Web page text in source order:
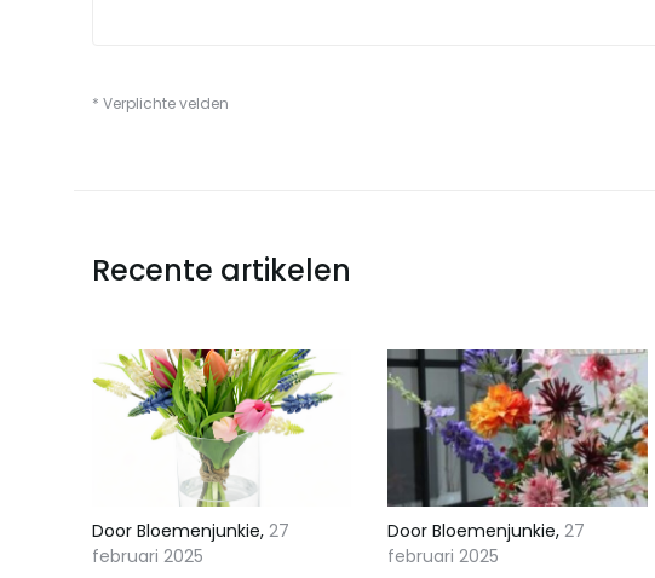
* Verplichte velden
Recente artikelen
Door Bloemenjunkie, 27
februari 2025
DoorBloemenjunkie,27
februari 2025